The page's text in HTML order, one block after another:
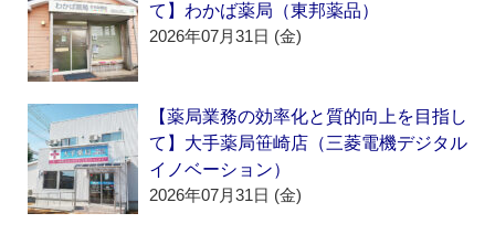
て】わかば薬局（東邦薬品）
2026年07月31日 (金)
【薬局業務の効率化と質的向上を目指し
て】大手薬局笹崎店（三菱電機デジタル
イノベーション）
2026年07月31日 (金)